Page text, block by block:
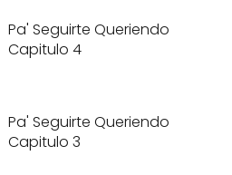
Pa' Seguirte Queriendo
Capitulo 4
Pa' Seguirte Queriendo
Capitulo 3